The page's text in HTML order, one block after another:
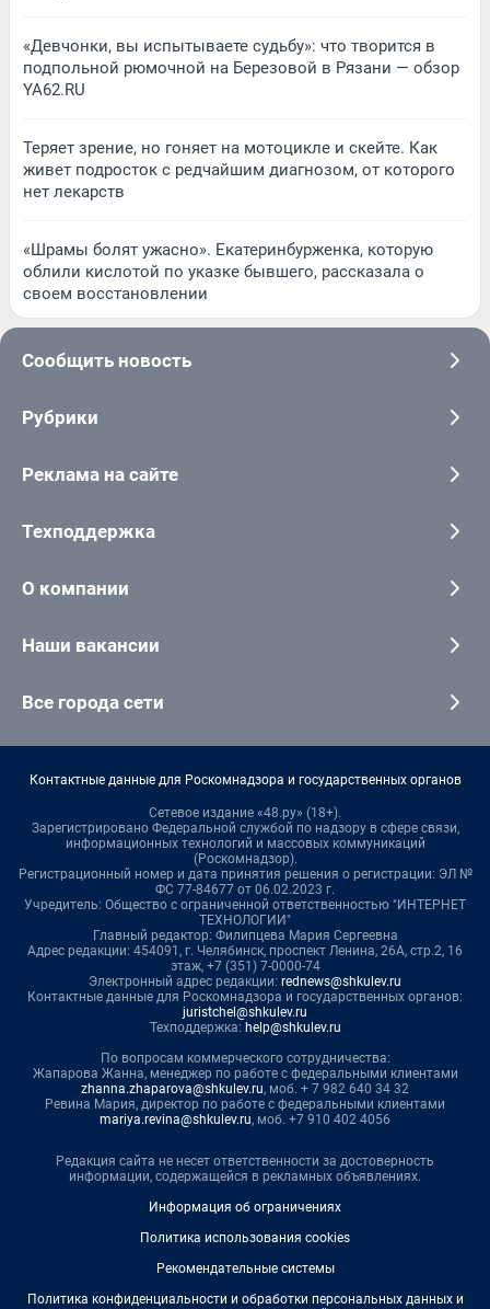
«Девчонки, вы испытываете судьбу»: что творится в
подпольной рюмочной на Березовой в Рязани — обзор
YA62.RU
Теряет зрение, но гоняет на мотоцикле и скейте. Как
живет подросток с редчайшим диагнозом, от которого
нет лекарств
«Шрамы болят ужасно». Екатеринбурженка, которую
облили кислотой по указке бывшего, рассказала о
своем восстановлении
Сообщить новость
Рубрики
Реклама на сайте
Техподдержка
О компании
Наши вакансии
Все города сети
Контактные данные для Роскомнадзора и государственных органов
Сетевое издание «48.ру» (18+).
Зарегистрировано Федеральной службой по надзору в сфере связи,
информационных технологий и массовых коммуникаций
(Роскомнадзор).
Регистрационный номер и дата принятия решения о регистрации: ЭЛ №
ФС 77-84677 от 06.02.2023 г.
Учредитель: Общество с ограниченной ответственностью "ИНТЕРНЕТ
ТЕХНОЛОГИИ"
Главный редактор: Филипцева Мария Сергеевна
Адрес редакции: 454091, г. Челябинск, проспект Ленина, 26А, стр.2, 16
этаж, +7 (351) 7-0000-74
Электронный адрес редакции: rednews@shkulev.ru
Контактные данные для Роскомнадзора и государственных органов:
juristchel@shkulev.ru
Техподдержка: help@shkulev.ru
По вопросам коммерческого сотрудничества:
Жапарова Жанна, менеджер по работе с федеральными клиентами
zhanna.zhaparova@shkulev.ru, моб. + 7 982 640 34 32
Ревина Мария, директор по работе с федеральными клиентами
mariya.revina@shkulev.ru, моб. +7 910 402 4056
Редакция сайта не несет ответственности за достоверность
информации, содержащейся в рекламных объявлениях.
Информация об ограничениях
Политика использования cookies
Рекомендательные системы
Политика конфиденциальности и обработки персональных данных и